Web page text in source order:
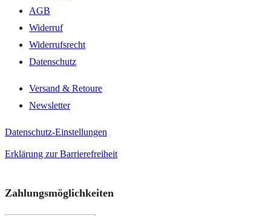
AGB
Widerruf
Widerrufsrecht
Datenschutz
Versand & Retoure
Newsletter
Datenschutz-Einstellungen
Erklärung zur Barrierefreiheit
Zahlungsmöglichkeiten